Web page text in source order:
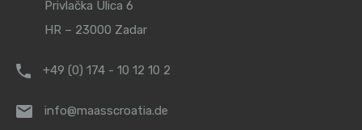
Privlačka Ulica 6
HR – 23000 Zadar
+49 (0) 174 - 10 12 10 2
info@maasscroatia.de